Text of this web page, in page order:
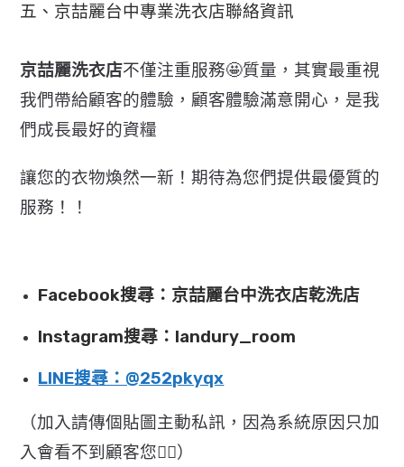
五、京喆麗台中專業洗衣店聯絡資訊
京喆麗洗衣店不僅注重服務🤩質量，其實最重視
我們帶給顧客的體驗，顧客體驗滿意開心，是我
們成長最好的資糧
讓您的衣物煥然一新！期待為您們提供最優質的
服務！！
Facebook搜尋：京喆麗台中洗衣店乾洗店
Instagram搜尋：landury_room
LINE搜尋：@252pkyqx
（加入請傳個貼圖主動私訊，因為系統原因只加
入會看不到顧客您🙇‍♂️）